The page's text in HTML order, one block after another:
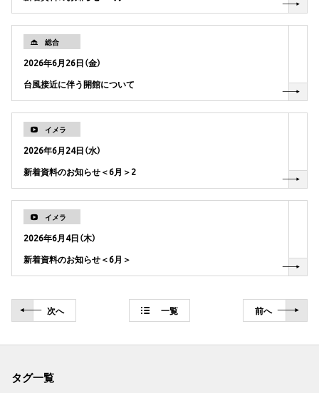
総合
2026年6月26日（金）
台風接近に伴う開館について
イメラ
2026年6月24日（水）
新着資料のお知らせ＜6月＞2
イメラ
2026年6月4日（木）
新着資料のお知らせ＜6月＞
次へ 一覧 前へ
タグ一覧